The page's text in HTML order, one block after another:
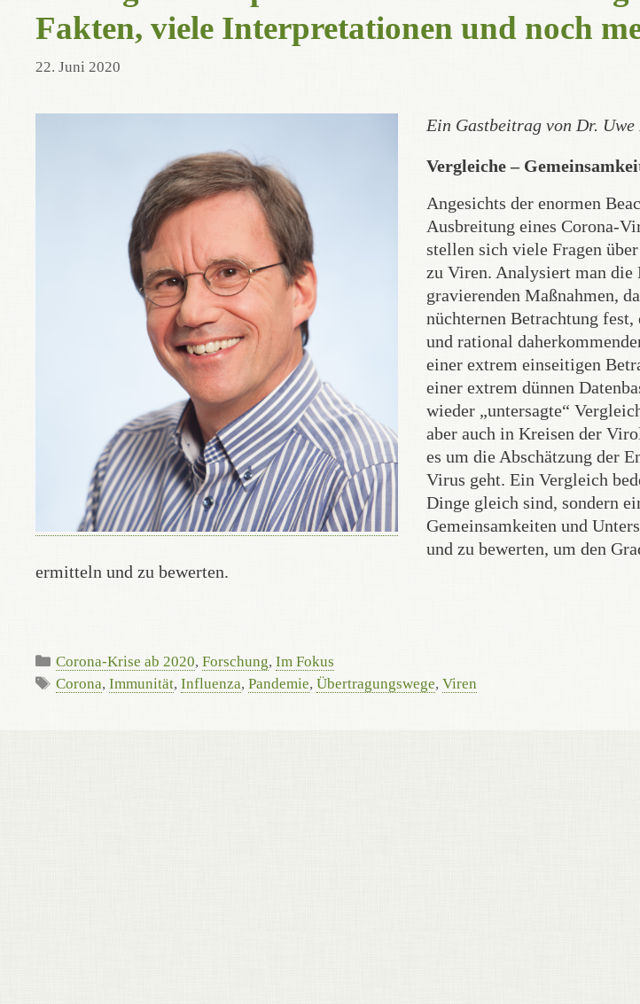
Fakten, viele Interpretationen und noch
22. Juni 2020
Ein Gastbeitrag von Dr. Uwe
Vergleiche –
Angesichts der enormen
Ausbreitung eines Corona-
stellen sich viele Fragen
zu Viren. Analysiert man die
gravierenden Maßnahmen,
nüchternen Betrachtung
und rational
einer extrem einseitigen
einer extrem dünnen
wieder „untersagte“
aber auch in Kreisen der
es um die Abschätzung der
Virus geht. Ein Vergleich
Dinge gleich sind, sondern
Gemeinsamkeiten und
und zu bewerten, um den
ermitteln und zu bewerten.
Kategorien
Corona-Krise ab 2020,Forschung,Im Fokus
Schlagwörter
Corona,Immunität,Influenza,Pandemie,Übertragungswege,Viren